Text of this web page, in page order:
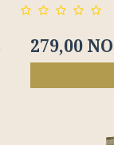
279,00